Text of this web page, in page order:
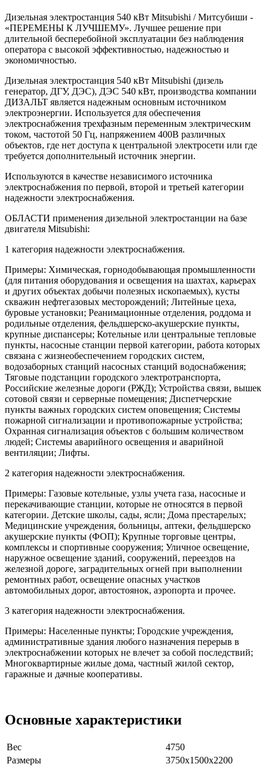
Дизельная электростанция 540 кВт Mitsubishi / Митсубиши -
«ПЕРЕМЕНЫ К ЛУЧШЕМУ». Лучшее решение при
длительной бесперебойной эксплуатации без наблюдения
оператора с высокой эффективностью, надежностью и
экономичностью.
Дизельная электростанция 540 кВт Mitsubishi (дизель
генератор, ДГУ, ДЭС), ДЭС 540 кВт, производства компании
ДИЗАЛЬТ является надежным основным источником
электроэнергии. Используется для обеспечения
электроснабжения трехфазным переменным электрическим
током, частотой 50 Гц, напряжением 400В различных
объектов, где нет доступа к центральной электросети или где
требуется дополнительный источник энергии.
Используются в качестве независимого источника
электроснабжения по первой, второй и третьей категории
надежности электроснабжения.
ОБЛАСТИ применения дизельной электростанции на базе
двигателя Mitsubishi:
1 категория надежности электроснабжения.
Примеры: Химическая, горнодобывающая промышленности
(для питания оборудования и освещения на шахтах, карьерах
и других объектах добычи полезных ископаемых), кусты
скважин нефтегазовых месторождений; Литейные цеха,
буровые установки; Реанимационные отделения, роддома и
родильные отделения, фельдшерско-акушерские пункты,
крупные диспансеры; Котельные или центральные тепловые
пункты, насосные станции первой категории, работа которых
связана с жизнеобеспечением городских систем,
водозаборных станций насосных станций водоснабжения;
Тяговые подстанции городского электротранспорта,
Российские железные дороги (РЖД); Устройства связи, вышек
сотовой связи и серверные помещения; Диспетчерские
пункты важных городских систем оповещения; Системы
пожарной сигнализации и противопожарные устройства;
Охранная сигнализация объектов с большим количеством
людей; Системы аварийного освещения и аварийной
вентиляции; Лифты.
2 категория надежности электроснабжения.
Примеры: Газовые котельные, узлы учета газа, насосные и
перекачивающие станции, которые не относятся в первой
категории. Детские школы, сады, ясли; Дома престарелых;
Медицинские учреждения, больницы, аптеки, фельдшерско
акушерские пункты (ФОП); Крупные торговые центры,
комплексы и спортивные сооружения; Уличное освещение,
наружное освещение зданий, сооружений, переездов на
железной дороге, заградительных огней при выполнении
ремонтных работ, освещение опасных участков
автомобильных дорог, автостоянок, аэропорта и прочее.
3 категория надежности электроснабжения.
Примеры: Населенные пункты; Городские учреждения,
административные здания любого назначения перерыв в
электроснабжении которых не влечет за собой последствий;
Многоквартирные жилые дома, частный жилой сектор,
гаражные и дачные кооперативы.
Основные характеристики
Вес
4750
Размеры
3750х1500х2200